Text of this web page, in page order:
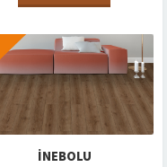
İNEBOLU